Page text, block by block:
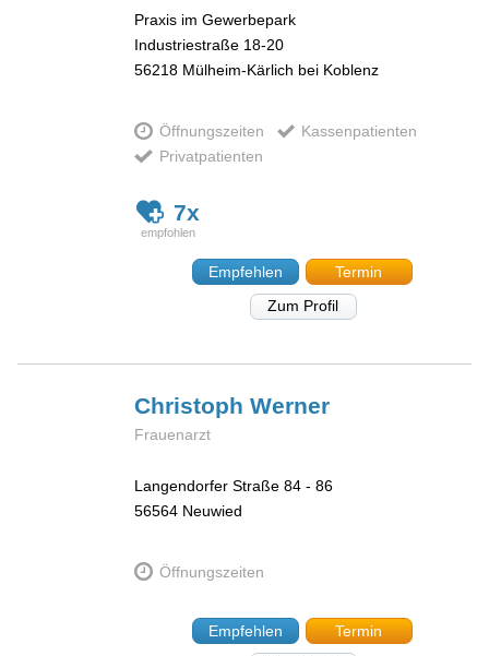
Praxis im Gewerbepark
Industriestraße 18-20
56218 Mülheim-Kärlich bei Koblenz
Öffnungszeiten
Kassenpatienten
Privatpatienten
7x
Empfehlen
Termin
Zum Profil
ChristophWerner
Frauenarzt
Langendorfer Straße 84 - 86
56564 Neuwied
Öffnungszeiten
Empfehlen
Termin